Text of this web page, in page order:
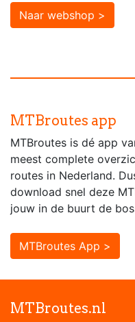
Naar webshop >
MTBroutes app
MTBroutes is dé app
meest complete
routes in Nederland.
download snel deze
jouw in de buurt de
MTBroutes App >
MTBroutes.nl